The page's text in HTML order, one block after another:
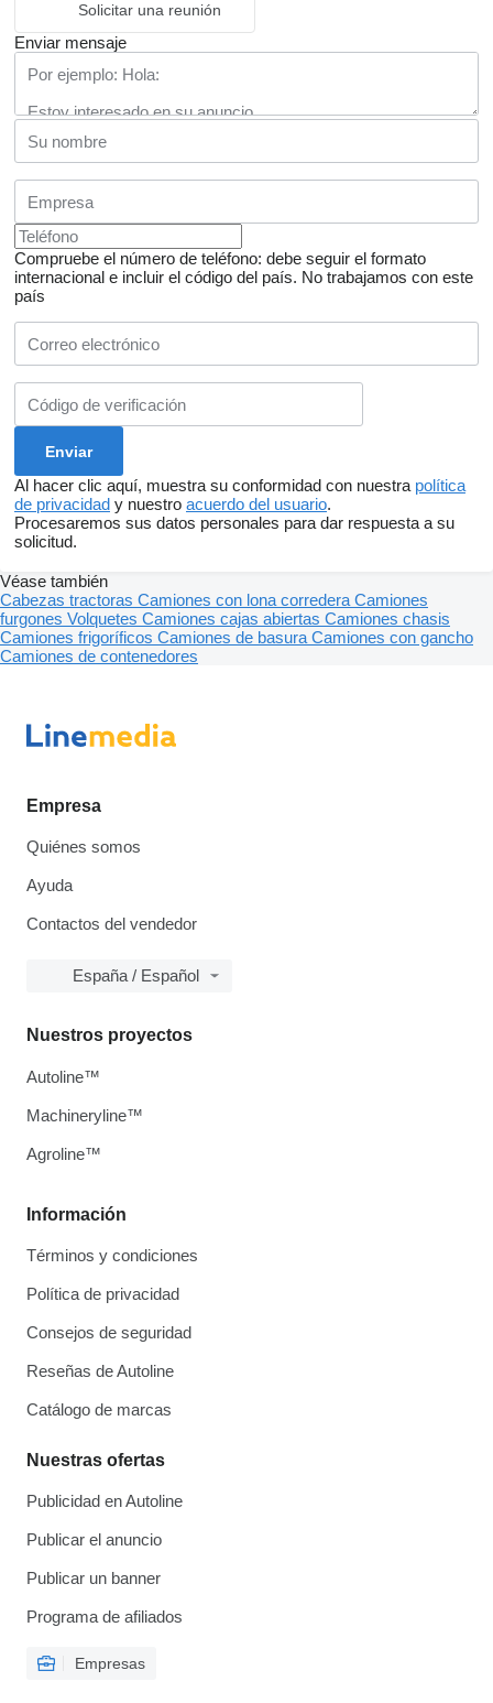
Solicitar una reunión
Enviar mensaje
Compruebe el número de teléfono: debe seguir el formato
internacional e incluir el código del país. No trabajamos con este
país
Al hacer clic aquí, muestra su conformidad con nuestra política
de privacidad y nuestro acuerdo del usuario.
Procesaremos sus datos personales para dar respuesta a su
solicitud.
Véase también
Cabezas tractoras Camiones con lona corredera Camiones
furgones Volquetes Camiones cajas abiertas Camiones chasis
Camiones frigoríficos Camiones de basura Camiones con gancho
Camiones de contenedores
Empresa
Quiénes somos
Ayuda
Contactos del vendedor
España / Español
Información
Términos y condiciones
Política de privacidad
Consejos de seguridad
Reseñas de Autoline
Catálogo de marcas
Nuestras ofertas
Publicidad en Autoline
Publicar el anuncio
Publicar un banner
Programa de afiliados
Empresas
Nuestros proyectos
Autoline™
Machineryline™
Agroline™